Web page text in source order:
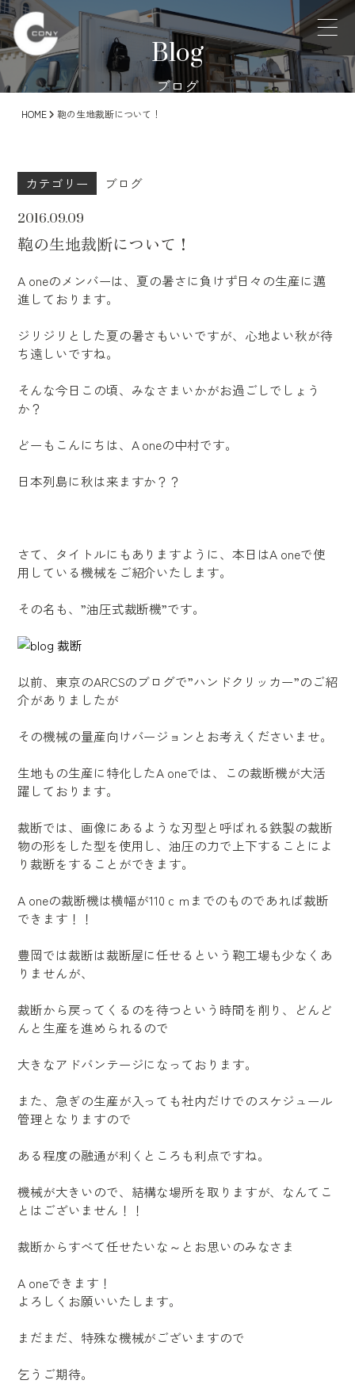
Blog
ブログ
HOME 鞄の生地裁断について！
カテゴリー ブログ
2016.09.09
鞄の生地裁断について！
A oneのメンバーは、夏の暑さに負けず日々の生産に邁
進しております。
ジリジリとした夏の暑さもいいですが、心地よい秋が待
ち遠しいですね。
そんな今日この頃、みなさまいかがお過ごしでしょう
か？
どーもこんにちは、A oneの中村です。
日本列島に秋は来ますか？？
さて、タイトルにもありますように、本日はA oneで使
用している機械をご紹介いたします。
その名も、”油圧式裁断機”です。
以前、東京のARCSのブログで”ハンドクリッカー”のご紹
介がありましたが
その機械の量産向けバージョンとお考えくださいませ。
生地もの生産に特化したA oneでは、この裁断機が大活
躍しており ます。
裁断では、画像にあるような刃型と呼ばれる鉄製の裁断
物の形をした型を使用し、油圧の力で上下することによ
り裁断をすることができます。
A oneの裁断機は横幅が110ｃｍまでのものであれば裁断
できます！！
豊岡では裁断は裁断屋に任せるという鞄工場も少なくあ
りませんが、
裁断から戻ってくるのを待つという時間を削り、どんど
んと生産を進められるので
大きなアドバンテージになっております。
また、急ぎの生産が入っても社内だけでのスケジュール
管理となりますので
ある程度の融通が利くところも利点ですね。
機械が大きいので、結構な場所を取りますが、なんてこ
とはございません！！
裁断からすべて任せたいな～とお思いのみなさま
A oneできます！
よろしくお願いいたします。
まだまだ、特殊な機械がございますので
乞うご期待。